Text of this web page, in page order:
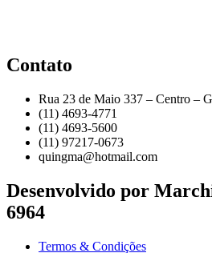
Contato
Rua 23 de Maio 337 – Centro –
(11) 4693-4771
(11) 4693-5600
(11) 97217-0673
quingma@hotmail.com
Desenvolvido por
6964
Termos & Condições